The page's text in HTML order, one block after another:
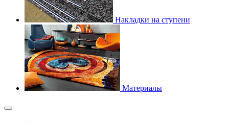
Накладки на ступени
Материалы